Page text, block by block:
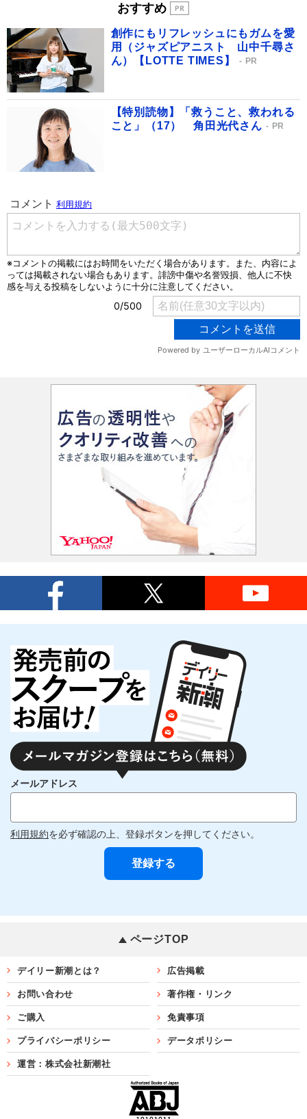
おすすめ
創作にもリフレッシュにもガムを愛
用（ジャズピアニスト 山中千尋さ
ん）【LOTTE TIMES】
PR
【特別読物】「救うこと、救われる
こと」（17） 角田光代さん
PR
メールアドレス
利用規約を必ず確認の上、登録ボタンを押してください。
ページTOP
デイリー新潮とは？ 広告掲載
お問い合わせ 著作権・リンク
ご購入 免責事項
プライバシーポリシー データポリシー
運営：株式会社新潮社